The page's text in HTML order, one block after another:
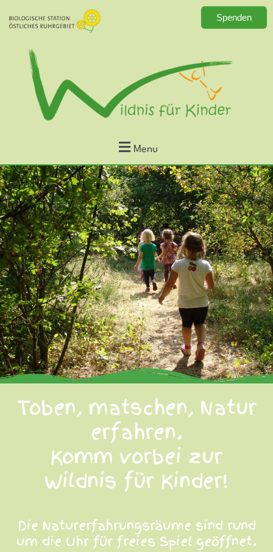
Menu
Toben, matschen, Natur
erfahren.
Komm vorbei zur
Wildnis für Kinder!
Die Naturerfahrungsräume sind rund
um die Uhr für freies Spiel geöffnet.
Spenden